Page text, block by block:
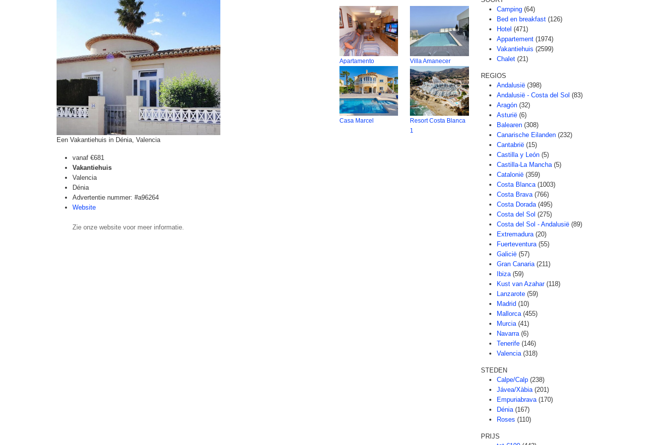
Een Vakantiehuis in Dénia, Valencia
vanaf €681
Vakantiehuis
Valencia
Dénia
Advertentie nummer: #a96264
Website
Zie onze website voor meer informatie.
Apartamento Villa Amanecer
Casa Marcel
Resort Costa Blanca
1
Camping (64)
Bed en breakfast (126)
Hotel (471)
Appartement (1974)
Vakantiehuis (2599)
Chalet (21)
REGIOS
Andalusië (398)
Andalusië - Costa del Sol (83)
Aragón (32)
Asturië (6)
Balearen (308)
Canarische Eilanden (232)
Cantabrië (15)
Castilla y León (5)
Castilla-La Mancha (5)
Catalonië (359)
Costa Blanca (1003)
Costa Brava (766)
Costa Dorada (495)
Costa del Sol (275)
Costa del Sol - Andalusië (89)
Extremadura (20)
Fuerteventura (55)
Galicië (57)
Gran Canaria (211)
Ibiza (59)
Kust van Azahar (118)
Lanzarote (59)
Madrid (10)
Mallorca (455)
Murcia (41)
Navarra (6)
Tenerife (146)
Valencia (318)
STEDEN
Calpe/Calp (238)
Jávea/Xàbia (201)
Empuriabrava (170)
Dénia (167)
Roses (110)
PRIJS